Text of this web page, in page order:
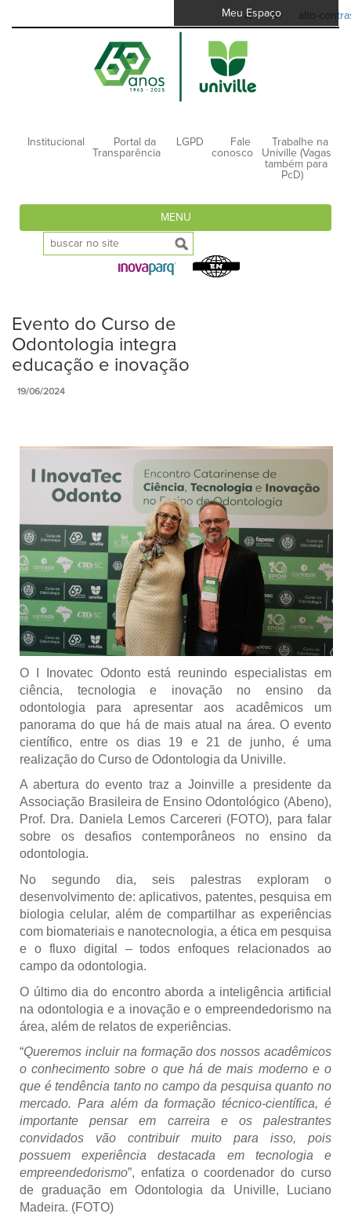
A- A+ alto-
Meu Espaço
Institucional
Portal da
Transparência
LGPD
Fale
conosco
Trabalhe na
Univille (Vagas
também para
PcD)
MENU
Evento do Curso de
Odontologia integra
educação e inovação
19/06/2024
O I Inovatec Odonto está reunindo especialistas em
ciência, tecnologia e inovação no ensino da
odontologia para apresentar aos acadêmicos um
panorama do que há de mais atual na área. O evento
científico, entre os dias 19 e 21 de junho, é uma
realização do Curso de Odontologia da Univille.
A abertura do evento traz a Joinville a presidente da
Associação Brasileira de Ensino Odontológico (Abeno),
Prof. Dra. Daniela Lemos Carcereri (FOTO), para falar
sobre os desafios contemporâneos no ensino da
odontologia.
No segundo dia, seis palestras exploram o
desenvolvimento de: aplicativos, patentes, pesquisa em
biologia celular, além de compartilhar as experiências
com biomateriais e nanotecnologia, a ética em pesquisa
e o fluxo digital – todos enfoques relacionados ao
campo da odontologia.
O último dia do encontro aborda a inteligência artificial
na odontologia e a inovação e o empreendedorismo na
área, além de relatos de experiências.
“Queremos incluir na formação dos nossos acadêmicos
o conhecimento sobre o que há de mais moderno e o
que é tendência tanto no campo da pesquisa quanto no
mercado. Para além da formação técnico-científica, é
importante pensar em carreira e os palestrantes
convidados vão contribuir muito para isso, pois
possuem experiência destacada em tecnologia e
empreendedorismo”, enfatiza o coordenador do curso
de graduação em Odontologia da Univille, Luciano
Madeira. (FOTO)